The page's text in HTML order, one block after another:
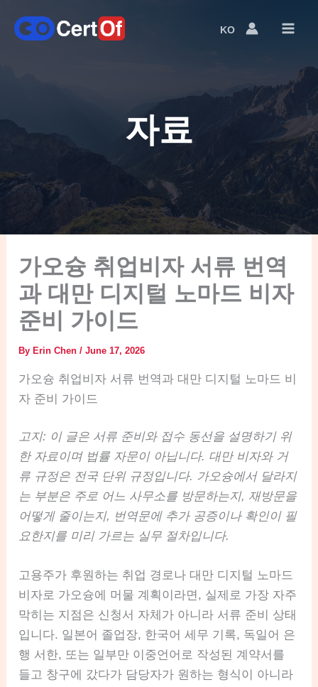
KO
Language
자료
가오슝 취업비자 서류 번역
과 대만 디지털 노마드 비자
준비 가이드
ByErin Chen/June 17, 2026
가오슝 취업비자 서류 번역과 대만 디지털 노마드 비
자 준비 가이드
고지: 이 글은 서류 준비와 접수 동선을 설명하기 위
한 자료이며 법률 자문이 아닙니다. 대만 비자와 거
류 규정은 전국 단위 규정입니다. 가오슝에서 달라지
는 부분은 주로 어느 사무소를 방문하는지, 재방문을
어떻게 줄이는지, 번역문에 추가 공증이나 확인이 필
요한지를 미리 가르는 실무 절차입니다.
고용주가 후원하는 취업 경로나 대만 디지털 노마드
비자로 가오슝에 머물 계획이라면, 실제로 가장 자주
막히는 지점은 신청서 자체가 아니라 서류 준비 상태
입니다. 일본어 졸업장, 한국어 세무 기록, 독일어 은
행 서한, 또는 일부만 이중언어로 작성된 계약서를
들고 창구에 갔다가 담당자가 원하는 형식이 아니라